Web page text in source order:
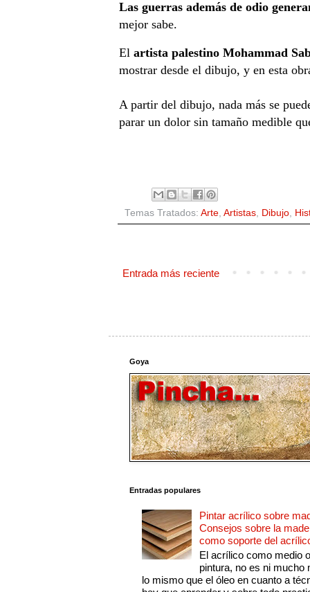
Las guerras además de odio
mejor sabe.
El artista palestino Mohammad
mostrar desde el dibujo, y en esta
A partir del dibujo, nada más se
parar un dolor sin tamaño medible
Temas Tratados: Arte, Artistas, Dibujo,
Entrada más reciente
Goya
Entradas populares
Pintar acrílico sobre
Consejos sobre la
como soporte del
El acrílico como medio
pintura, no es ni mucho
lo mismo que el óleo en cuanto a